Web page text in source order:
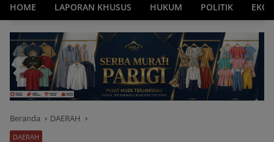
HOME LAPORAN KHUSUS HUKUM POLITIK
Beranda DAERAH
DAERAH